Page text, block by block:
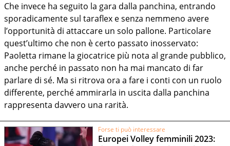
Che invece ha seguito la gara dalla panchina, entrando
sporadicamente sul taraflex e senza nemmeno avere
l’opportunità di attaccare un solo pallone. Particolare
quest’ultimo che non è certo passato inosservato:
Paoletta rimane la giocatrice più nota al grande pubblico,
anche perché in passato non ha mai mancato di far
parlare di sé. Ma si ritrova ora a fare i conti con un ruolo
differente, perché ammirarla in uscita dalla panchina
rappresenta davvero una rarità.
Forse ti può interessare
Europei Volley femminili 2023: